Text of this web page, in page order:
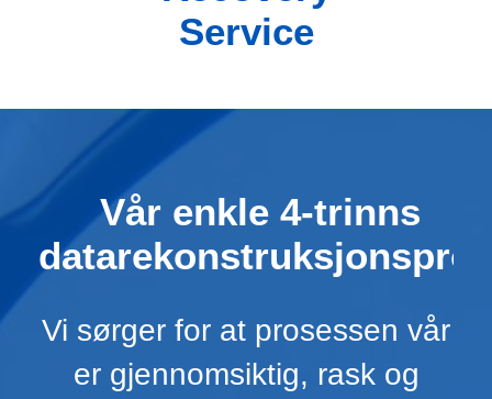
Service
Vår enkle 4-trinns
Vi sørger for at prosessen vår
er gjennomsiktig, rask og